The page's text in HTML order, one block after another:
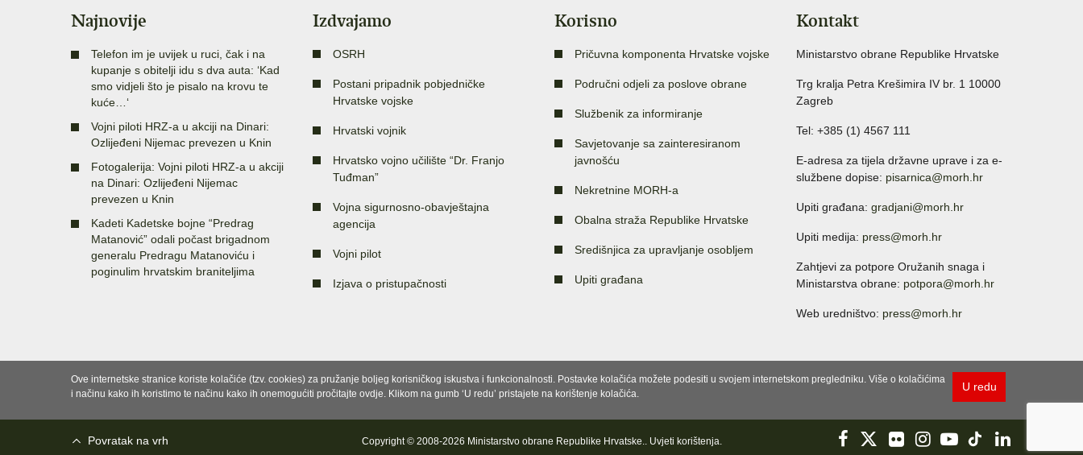
Najnovije
Telefon im je uvijek u ruci, čak i na
kupanje s obitelji idu s dva auta: ‘Kad
smo vidjeli što je pisalo na krovu te
kuće…‘
Vojni piloti HRZ-a u akciji na Dinari:
Ozlijeđeni Nijemac prevezen u Knin
Fotogalerija: Vojni piloti HRZ-a u akciji
na Dinari: Ozlijeđeni Nijemac
prevezen u Knin
Kadeti Kadetske bojne “Predrag
Matanović” odali počast brigadnom
generalu Predragu Matanoviću i
poginulim hrvatskim braniteljima
Izdvajamo
OSRH
Postani pripadnik pobjedničke
Hrvatske vojske
Hrvatski vojnik
Hrvatsko vojno učilište “Dr. Franjo
Tuđman”
Vojna sigurnosno-obavještajna
agencija
Vojni pilot
Izjava o pristupačnosti
Korisno
Pričuvna komponenta Hrvatske vojske
Područni odjeli za poslove obrane
Službenik za informiranje
Savjetovanje sa zainteresiranom
javnošću
Nekretnine MORH-a
Obalna straža Republike Hrvatske
Središnjica za upravljanje osobljem
Upiti građana
Kontakt
Ministarstvo obrane Republike Hrvatske
Trg kralja Petra Krešimira IV br. 1 10000
Zagreb
Tel: +385 (1) 4567 111
E-adresa za tijela državne uprave i za e-
službene dopise: pisarnica@morh.hr
Upiti građana: gradjani@morh.hr
Upiti medija: press@morh.hr
Zahtjevi za potpore Oružanih snaga i
Ministarstva obrane: potpora@morh.hr
Web uredništvo: press@morh.hr
U redu
Ove internetske stranice koriste kolačiće (tzv. cookies) za pružanje boljeg korisničkog iskustva i funkcionalnosti. Postavke kolačića možete podesiti u svojem internetskom pregledniku. Više o kolačićima
i načinu kako ih koristimo te načinu kako ih onemogućiti pročitajte ovdje. Klikom na gumb ‘U redu’ pristajete na korištenje kolačića.
Povratak na vrh Copyright © 2008-2026 Ministarstvo obrane Republike Hrvatske.. Uvjeti korištenja